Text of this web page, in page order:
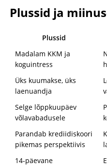
Plussid ja
Plussid
Madalam KKM ja
koguintress
Üks kuumakse, üks
laenuandja
Selge lõppkuupäev
võlavabadusele
Parandab krediidiskoori
pikemas perspektiivis
14-päevane